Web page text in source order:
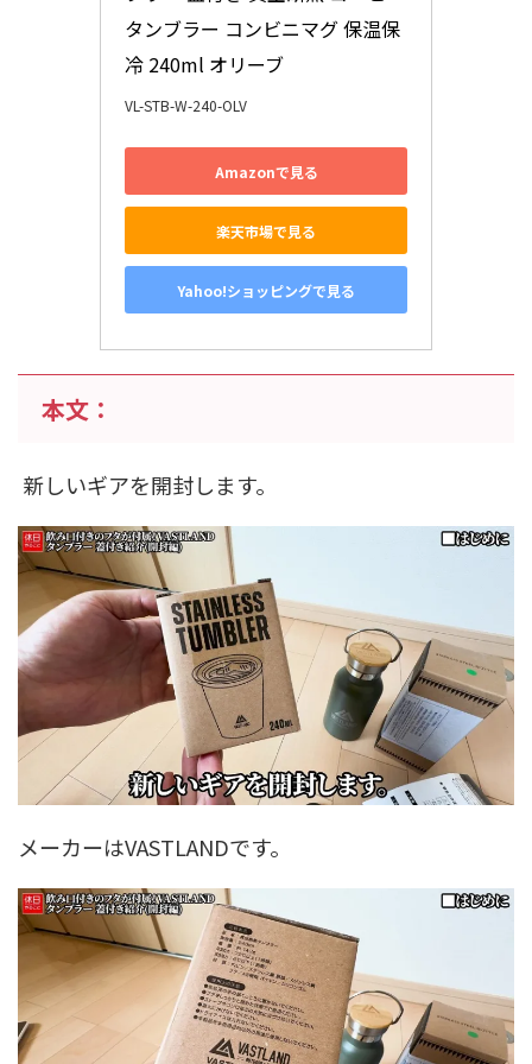
タンブラー コンビニマグ 保温保
冷 240ml オリーブ
VL-STB-W-240-OLV
Amazonで見る
楽天市場で見る
Yahoo!ショッピングで見る
本文：
新しいギアを開封します。
メーカーはVASTLANDです。